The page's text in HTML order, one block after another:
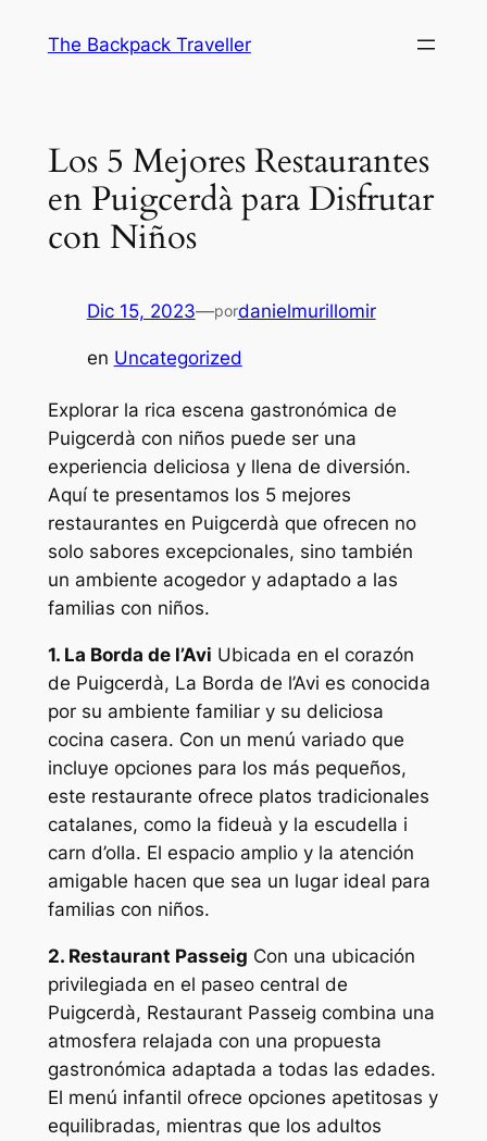
The Backpack Traveller
Los 5 Mejores Restaurantes
en Puigcerdà para Disfrutar
con Niños
Dic 15, 2023—pordanielmurillomir
en Uncategorized
Explorar la rica escena gastronómica de
Puigcerdà con niños puede ser una
experiencia deliciosa y llena de diversión.
Aquí te presentamos los 5 mejores
restaurantes en Puigcerdà que ofrecen no
solo sabores excepcionales, sino también
un ambiente acogedor y adaptado a las
familias con niños.
1. La Borda de l’Avi Ubicada en el corazón
de Puigcerdà, La Borda de l’Avi es conocida
por su ambiente familiar y su deliciosa
cocina casera. Con un menú variado que
incluye opciones para los más pequeños,
este restaurante ofrece platos tradicionales
catalanes, como la fideuà y la escudella i
carn d’olla. El espacio amplio y la atención
amigable hacen que sea un lugar ideal para
familias con niños.
2. Restaurant Passeig Con una ubicación
privilegiada en el paseo central de
Puigcerdà, Restaurant Passeig combina una
atmosfera relajada con una propuesta
gastronómica adaptada a todas las edades.
El menú infantil ofrece opciones apetitosas y
equilibradas, mientras que los adultos